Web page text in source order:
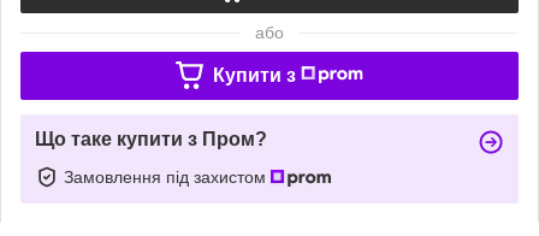
або
Купити з
Що таке купити з Пром?
Замовлення під захистом